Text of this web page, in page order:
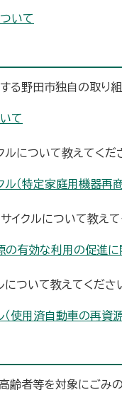
いて
る野田市独自の取り
て
ルについて教えてくだ
（特定家庭用機器再
サイクルについて教えて
の有効な利用の促進に
について教えてくださ
（使用済自動車の再資
齢者等を対象にごみ